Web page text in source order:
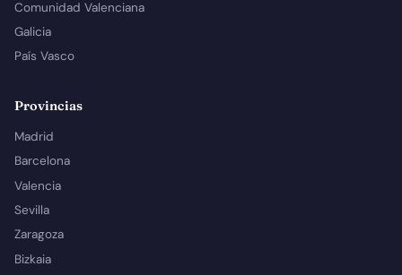
Comunidad Valenciana
Galicia
País Vasco
Provincias
Madrid
Barcelona
Valencia
Sevilla
Zaragoza
Bizkaia